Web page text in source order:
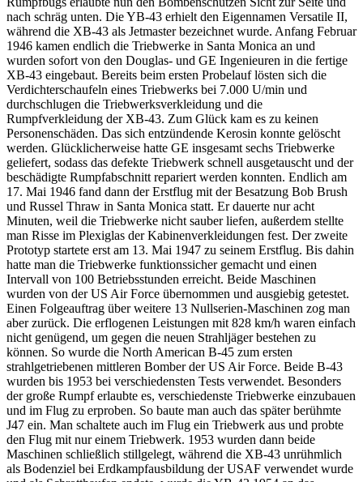
nach schräg unten. Die YB-43 erhielt den Eigennamen Versatile II,
während die XB-43 als Jetmaster bezeichnet wurde. Anfang Februar
1946 kamen endlich die Triebwerke in Santa Monica an und
wurden sofort von den Douglas- und GE Ingenieuren in die fertige
XB-43 eingebaut. Bereits beim ersten Probelauf lösten sich die
Verdichterschaufeln eines Triebwerks bei 7.000 U/min und
durchschlugen die Triebwerksverkleidung und die
Rumpfverkleidung der XB-43. Zum Glück kam es zu keinen
Personenschäden. Das sich entzündende Kerosin konnte gelöscht
werden. Glücklicherweise hatte GE insgesamt sechs Triebwerke
geliefert, sodass das defekte Triebwerk schnell ausgetauscht und der
beschädigte Rumpfabschnitt repariert werden konnten. Endlich am
17. Mai 1946 fand dann der Erstflug mit der Besatzung Bob Brush
und Russel Thraw in Santa Monica statt. Er dauerte nur acht
Minuten, weil die Triebwerke nicht sauber liefen, außerdem stellte
man Risse im Plexiglas der Kabinenverkleidungen fest. Der zweite
Prototyp startete erst am 13. Mai 1947 zu seinem Erstflug. Bis dahin
hatte man die Triebwerke funktionssicher gemacht und einen
Intervall von 100 Betriebsstunden erreicht. Beide Maschinen
wurden von der US Air Force übernommen und ausgiebig getestet.
Einen Folgeauftrag über weitere 13 Nullserien-Maschinen zog man
aber zurück. Die erflogenen Leistungen mit 828 km/h waren einfach
nicht genügend, um gegen die neuen Strahljäger bestehen zu
können. So wurde die North American B-45 zum ersten
strahlgetriebenen mittleren Bomber der US Air Force. Beide B-43
wurden bis 1953 bei verschiedensten Tests verwendet. Besonders
der große Rumpf erlaubte es, verschiedenste Triebwerke einzubauen
und im Flug zu erproben. So baute man auch das später berühmte
J47 ein. Man schaltete auch im Flug ein Triebwerk aus und probte
den Flug mit nur einem Triebwerk. 1953 wurden dann beide
Maschinen schließlich stillgelegt, während die XB-43 unrühmlich
als Bodenziel bei Erdkampfausbildung der USAF verwendet wurde